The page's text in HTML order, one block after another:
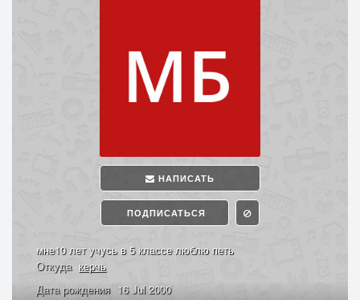
НАПИСАТЬ
ПОДПИСАТЬСЯ
мне10 лет учусь в 5 классе люблю петь
Откуда керчь
Дата рождения 16 Jul 2000